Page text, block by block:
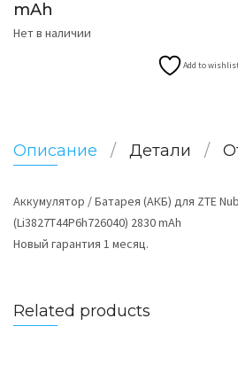
mAh
Нет в наличии
Add to
Описание Детали
Аккумулятор / Батарея (АКБ) для ZTE
(Li3827T44P6h726040) 2830 mAh
Новый гарантия 1 месяц.
Related products